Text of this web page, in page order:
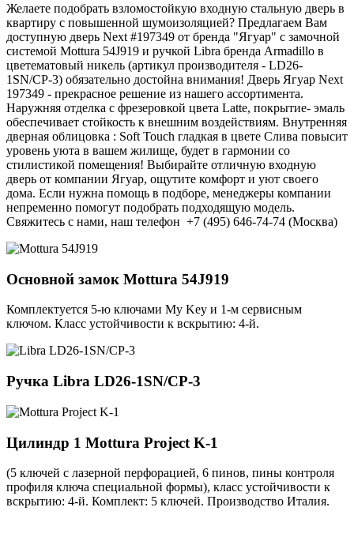
Желаете подобрать взломостойкую входную стальную дверь в
квартиру с повышенной шумоизоляцией? Предлагаем Вам
доступную дверь Next #197349 от бренда "Ягуар" с замочной
системой Mottura 54J919 и ручкой Libra бренда Armadillo в
цветематовый никель (артикул производителя - LD26-
1SN/CP-3) обязательно достойна внимания! Дверь Ягуар Next
197349 - прекрасное решение из нашего ассортимента.
Наружняя отделка с фрезеровкой цвета Latte, покрытие- эмаль
обеспечивает стойкость к внешним воздействиям. Внутренняя
дверная облицовка : Soft Touch гладкая в цвете Слива повысит
уровень уюта в вашем жилище, будет в гармонии со
стилистикой помещения! Выбирайте отличную входную
дверь от компании Ягуар, ощутите комфорт и уют своего
дома. Если нужна помощь в подборе, менеджеры компании
непременно помогут подобрать подходящую модель.
Свяжитесь с нами, наш телефон +7 (495) 646-74-74 (Москва)
Основной замок Mottura 54J919
Комплектуется 5-ю ключами My Key и 1-м сервисным
ключом. Класс устойчивости к вскрытию: 4-й.
Ручка Libra LD26-1SN/CP-3
Цилиндр 1 Mottura Project K-1
(5 ключей с лазерной перфорацией, 6 пинов, пины контроля
профиля ключа специальной формы), класс устойчивости к
вскрытию: 4-й. Комплект: 5 ключей. Производство Италия.